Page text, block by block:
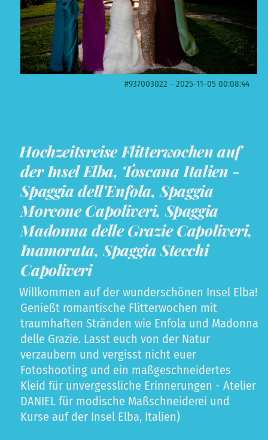
#937003022 - 2025-11-05 00:08:44
Hochzeitsreise Flitterwochen auf
der Insel Elba, Toscana Italien -
Spaggia dell'Enfola, Spaggia
Morcone Capoliveri, Spaggia
Madonna delle Grazie Capoliveri,
Inamorata, Spaggia Stecchi
Capoliveri
Willkommen auf der wunderschönen Insel Elba!
Genießt romantische Flitterwochen mit
traumhaften Stränden wie Enfola und Madonna
delle Grazie. Lasst euch von der Natur
verzaubern und vergisst nicht euer
Fotoshooting und ein maßgeschneidertes
Kleid für unvergessliche Erinnerungen - Atelier
DANIEL für modische Maßschneiderei und
Kurse auf der Insel Elba, Italien)